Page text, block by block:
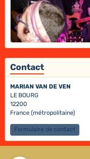
Contact
MARIAN VAN DE VEN
LE BOURG
12200
France (métropolitaine)
Formulaire de contact